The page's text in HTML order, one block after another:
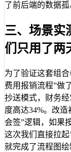
了前后端的数据孤
三、场景实
们只用了两
为了验证这套组
费用报销流程”做
抄送模式，财务
度高达34%。改
会签”逻辑，如果
这次我们直接拉
就完成了流程图